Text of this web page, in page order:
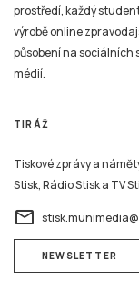
prostředí, každý
výrobě online
působení na sociálních
médií.
TIRÁŽ
Tiskové zprávy a
Stisk, Rádio Stisk a TV
email
NEWSLETTER